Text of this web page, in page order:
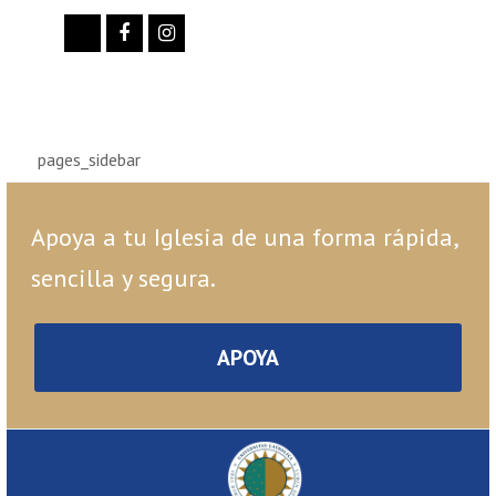
Twitter FacebookInstagram
pages_sidebar
Apoya a tu Iglesia de una forma rápida,
sencilla y segura.
APOYA